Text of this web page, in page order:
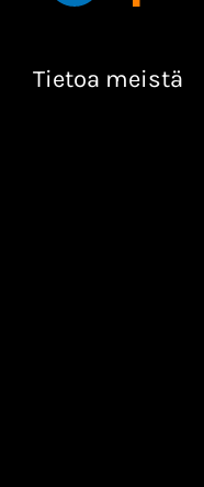
Tietoa meistä